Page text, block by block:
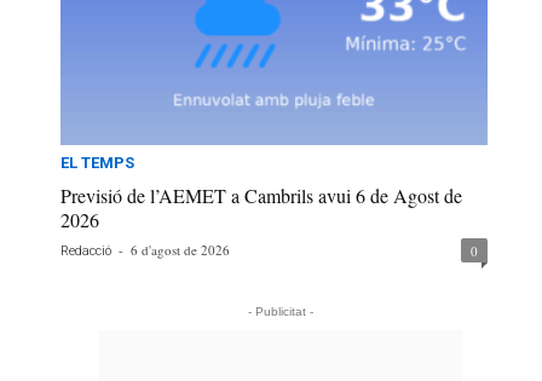
EL TEMPS
Previsió de l’AEMET a Cambrils avui 6 de Agost de
2026
Redacció - 6 d'agost de 2026 0
- Publicitat -